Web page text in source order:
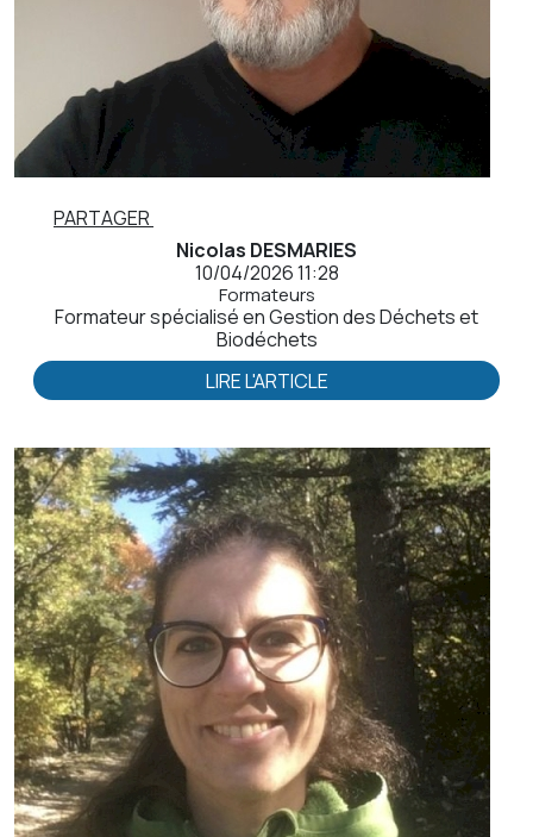
PARTAGER
Nicolas DESMARIES
10/04/2026 11:28
Formateurs
Formateur spécialisé en Gestion des Déchets et
Biodéchets
LIRE L'ARTICLE